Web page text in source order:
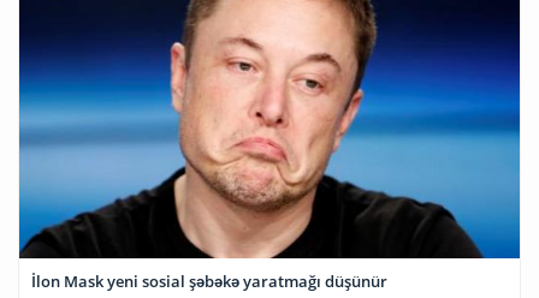
İlon Mask yeni sosial şəbəkə yaratmağı düşünür